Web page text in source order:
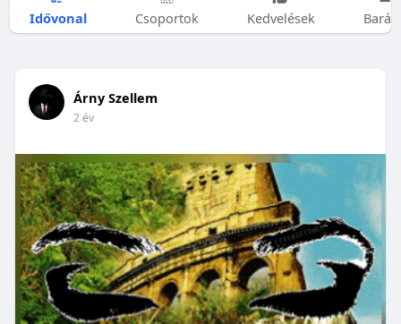
Idővonal Csoportok Kedvelések
Árny Szellem
2 év